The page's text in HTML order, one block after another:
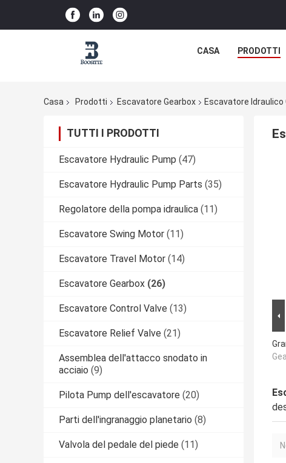
CASA PRODOTTI
Casa Prodotti Escavatore Gearbox Escavatore Idraulico
TUTTI I PRODOTTI
Escavatore Hydraulic Pump (47)
Escavatore Hydraulic Pump Parts (35)
Regolatore della pompa idraulica (11)
Escavatore Swing Motor (11)
Escavatore Travel Motor (14)
Escavatore Gearbox (26)
Escavatore Control Valve (13)
Escavatore Relief Valve (21)
Assemblea dell'attacco snodato in
acciaio (9)
Pilota Pump dell'escavatore (20)
Parti dell'ingranaggio planetario (8)
Valvola del pedale del piede (11)